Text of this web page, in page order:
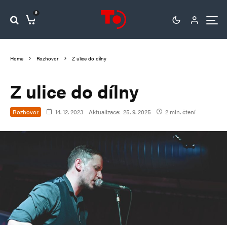
0
Home Rozhovor Z ulice do dílny
Z ulice do dílny
Rozhovor 14. 12. 2023 Aktualizace: 25. 9. 2025 2 min. čtení